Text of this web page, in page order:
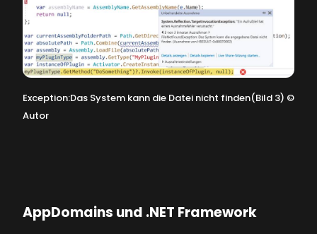
Exception:Das System kann die Datei nicht finden(Bild 3) ©
Autor
AppDomains und .NET Framework